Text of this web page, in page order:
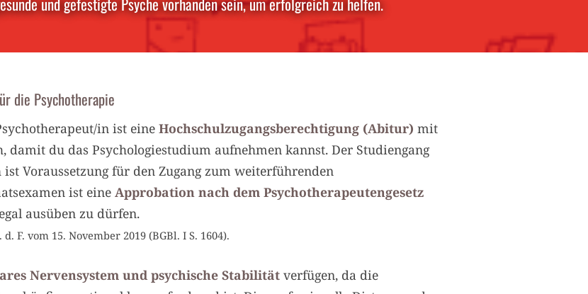
die Psychotherapie
in ist eine Hochschulzugangsberechtigung (Abitur) mit
damit du das Psychologiestudium aufnehmen kannst. Der Studiengang
Voraussetzung für den Zugang zum weiterführenden
ist eine Approbation nach dem Psychotherapeutengesetz
ausüben zu dürfen.
F. vom 15. November 2019 (BGBl. I S. 1604).
Nervensystem und psychische Stabilität verfügen, da die